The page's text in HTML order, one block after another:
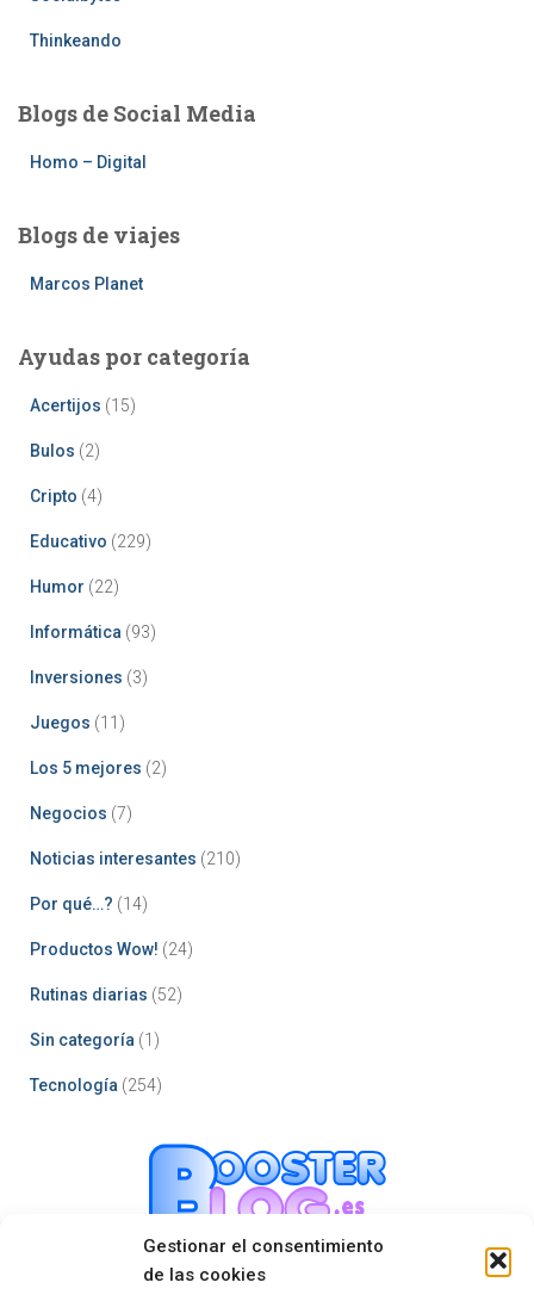
Gestionar el consentimiento
de las cookies
Thinkeando
Blogs de Social Media
Homo – Digital
Blogs de viajes
Marcos Planet
Ayudas por categoría
Acertijos (15)
Bulos (2)
Cripto (4)
Educativo (229)
Humor (22)
Informática (93)
Inversiones (3)
Juegos (11)
Los 5 mejores (2)
Negocios (7)
Noticias interesantes (210)
Por qué…? (14)
Productos Wow! (24)
Rutinas diarias (52)
Sin categoría (1)
Tecnología (254)